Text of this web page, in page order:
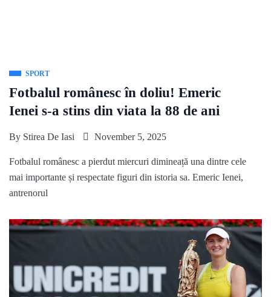
SPORT
Fotbalul românesc în doliu! Emeric
Ienei s-a stins din viata la 88 de ani
By Stirea De Iasi November 5, 2025
Fotbalul românesc a pierdut miercuri dimineață una dintre cele
mai importante și respectate figuri din istoria sa. Emeric Ienei,
antrenorul